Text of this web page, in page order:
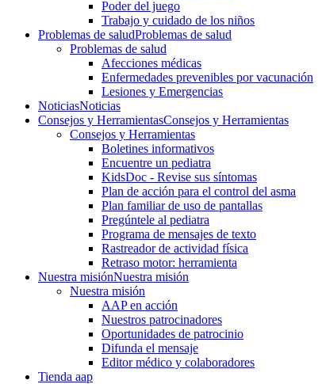
Poder del juego
Trabajo y cuidado de los niños
Problemas de saludProblemas de salud
Problemas de salud
Afecciones médicas
Enfermedades prevenibles por vacunación
Lesiones y Emergencias
NoticiasNoticias
Consejos y HerramientasConsejos y Herramientas
Consejos y Herramientas
Boletines informativos
Encuentre un pediatra
KidsDoc - Revise sus síntomas
Plan de acción para el control del asma
Plan familiar de uso de pantallas
Pregúntele al pediatra
Programa de mensajes de texto
Rastre​​ador de activida​d física
Retraso motor: herramienta
Nuestra misiónNuestra misión
Nuestra misión
AAP en acción
Nuestros patrocinadores
Oportunidades de patrocinio
Difunda el mensaje
Editor médico y colaboradores
Tienda aap